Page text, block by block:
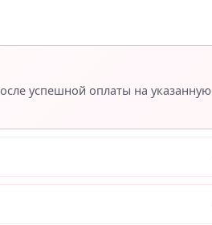
успешной оплаты на указанную